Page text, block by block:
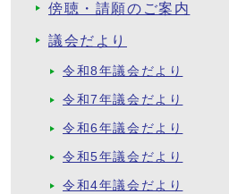
傍聴・請願のご案内
議会だより
令和8年議会だより
令和7年議会だより
令和6年議会だより
令和5年議会だより
令和4年議会だより